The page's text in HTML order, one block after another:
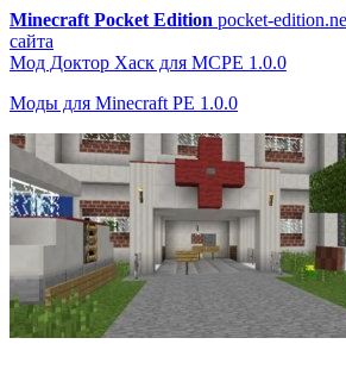
Minecraft Pocket Edition pocket-
сайта
Мод Доктор Хаск для MCPE 1.0.0
Моды для Minecraft PE 1.0.0